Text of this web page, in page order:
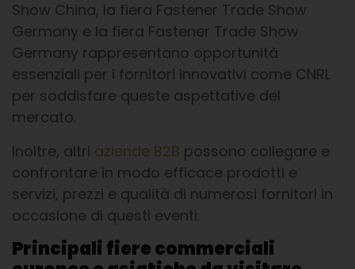
Show China, la fiera Fastener Trade Show
Germany e la fiera Fastener Trade Show
Germany rappresentano opportunità
essenziali per i fornitori innovativi come CNRL
per soddisfare queste aspettative del
mercato.
Inoltre, altri aziende B2B possono collegare e
confrontare in modo efficace prodotti e
servizi, prezzi e qualità di numerosi fornitori in
occasione di questi eventi.
Principali fiere commerciali